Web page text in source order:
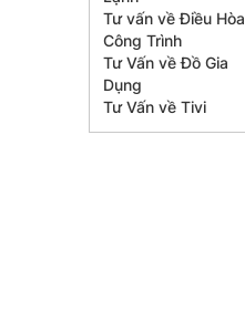
Tư vấn về Điều Hòa
Công Trình
Tư Vấn về Đồ Gia
Dụng
Tư Vấn về Tivi